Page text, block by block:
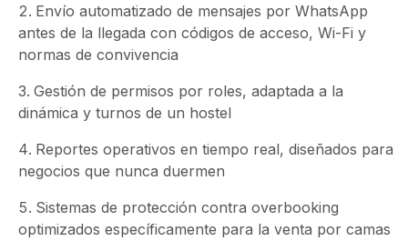
Envío automatizado de mensajes por WhatsApp
antes de la llegada con códigos de acceso, Wi-Fi y
normas de convivencia
Gestión de permisos por roles, adaptada a la
dinámica y turnos de un hostel
Reportes operativos en tiempo real, diseñados para
negocios que nunca duermen
Sistemas de protección contra overbooking
optimizados específicamente para la venta por camas